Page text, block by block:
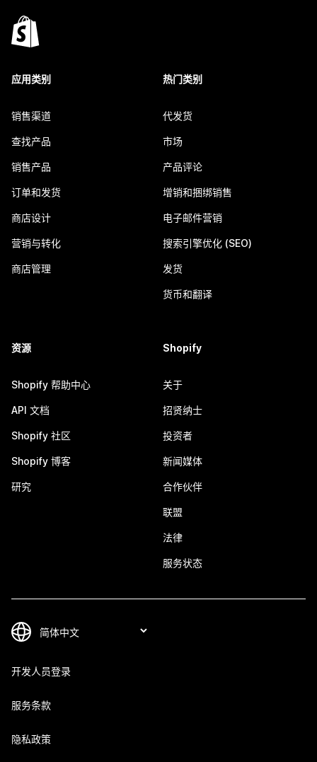
应用类别
销售渠道
查找产品
销售产品
订单和发货
商店设计
营销与转化
商店管理
热门类别
代发货
市场
产品评论
增销和捆绑销售
电子邮件营销
搜索引擎优化 (SEO)
发货
货币和翻译
资源
Shopify 帮助中心
API 文档
Shopify 社区
Shopify 博客
研究
Shopify
关于
招贤纳士
投资者
新闻媒体
合作伙伴
联盟
法律
服务状态
开发人员登录
服务条款
隐私政策